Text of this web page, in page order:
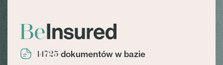
14725 dokumentów w bazie